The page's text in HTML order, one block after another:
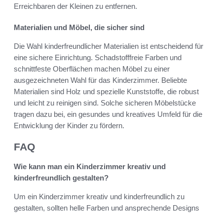
Erreichbaren der Kleinen zu entfernen.
Materialien und Möbel, die sicher sind
Die Wahl kinderfreundlicher Materialien ist entscheidend für
eine sichere Einrichtung. Schadstofffreie Farben und
schnittfeste Oberflächen machen Möbel zu einer
ausgezeichneten Wahl für das Kinderzimmer. Beliebte
Materialien sind Holz und spezielle Kunststoffe, die robust
und leicht zu reinigen sind. Solche sicheren Möbelstücke
tragen dazu bei, ein gesundes und kreatives Umfeld für die
Entwicklung der Kinder zu fördern.
FAQ
Wie kann man ein Kinderzimmer kreativ und
kinderfreundlich gestalten?
Um ein Kinderzimmer kreativ und kinderfreundlich zu
gestalten, sollten helle Farben und ansprechende Designs